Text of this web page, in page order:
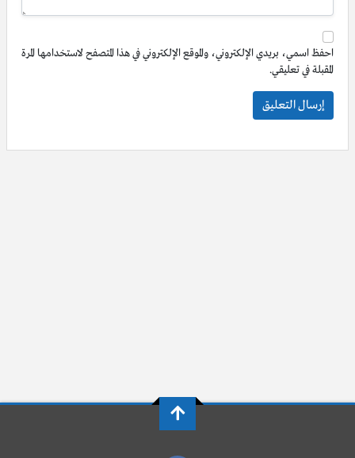
احفظ اسمي، بريدي الإلكتروني، والموقع الإلكتروني في هذا المتصفح لاستخدامها المرة
المقبلة في تعليقي.